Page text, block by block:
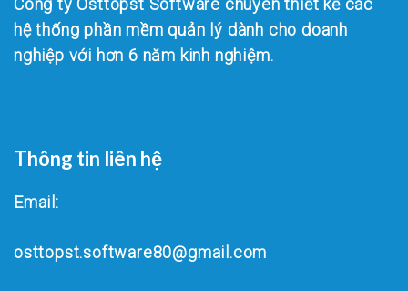
Công ty Osttopst Software chuyên thiết kế các
hệ thống phần mềm quản lý dành cho doanh
nghiệp với hơn 6 năm kinh nghiệm.
Thông tin liên hệ
Email:
osttopst.software80@gmail.com